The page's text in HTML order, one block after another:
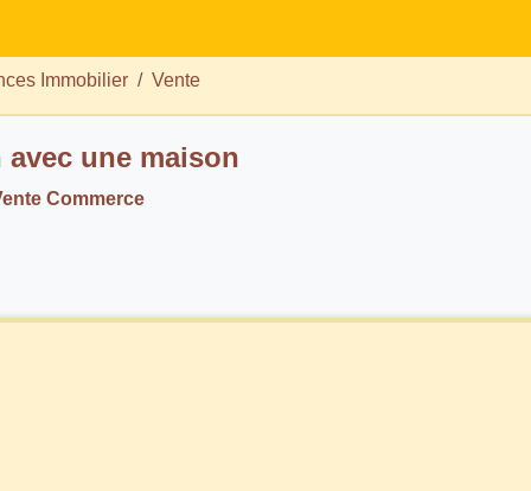
Immobilier Vente
avec une maison
Commerce